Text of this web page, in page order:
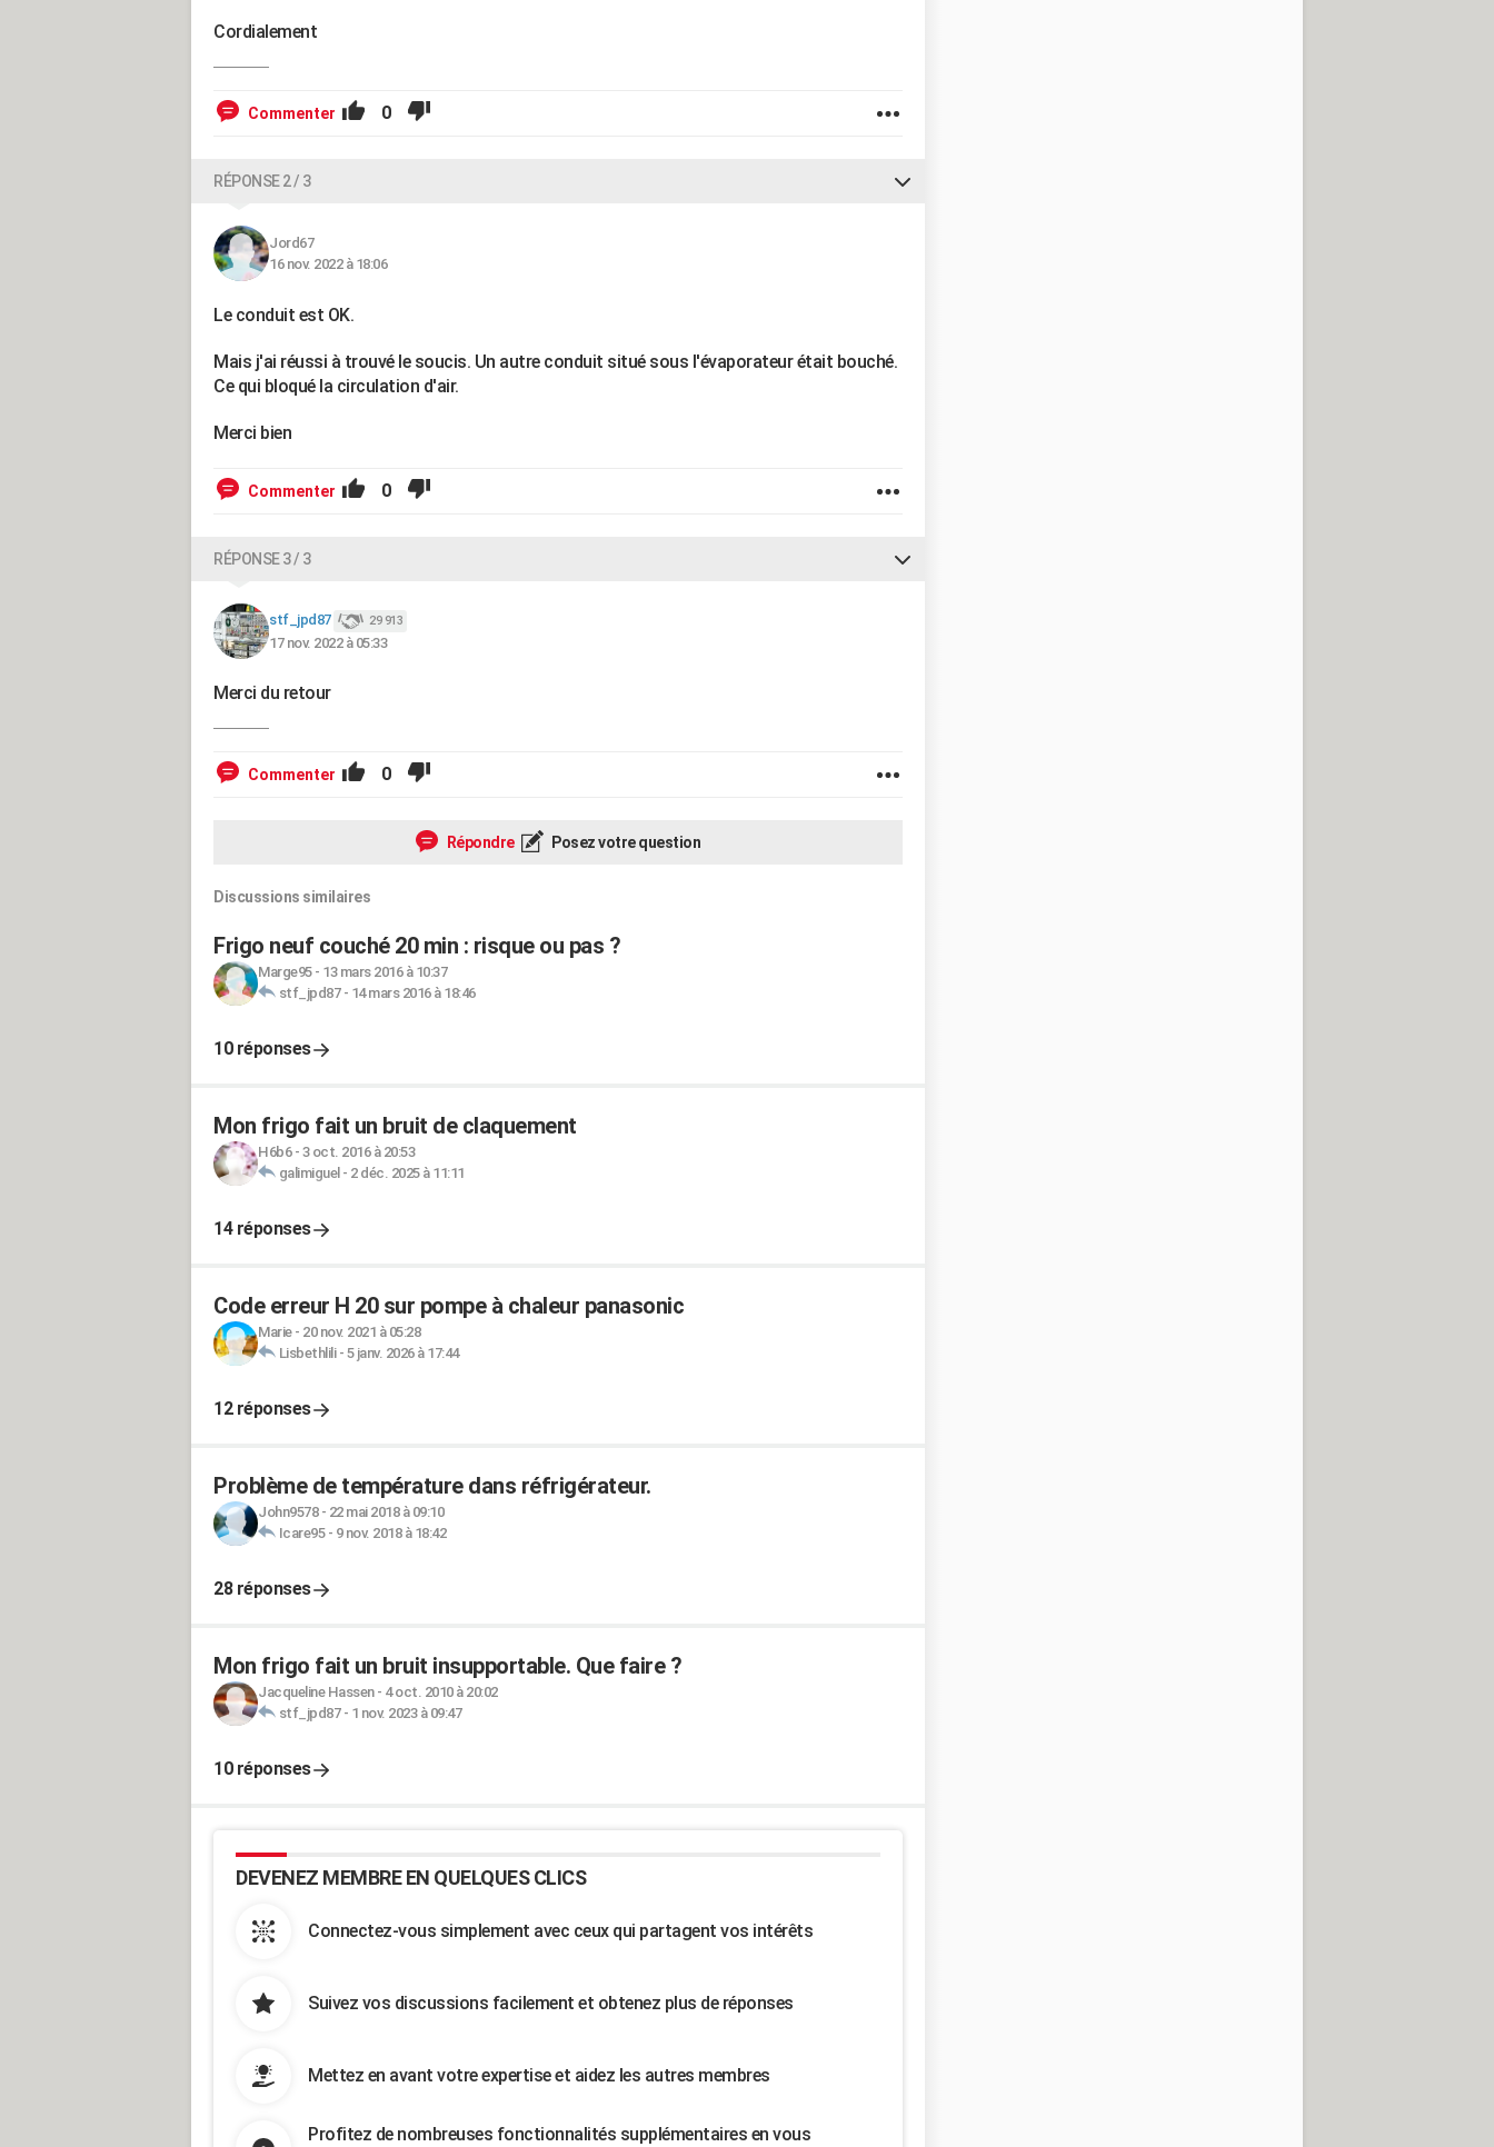
Cordialement
Commenter 0
RÉPONSE 2 / 3
Jord67
16 nov. 2022 à 18:06
Le conduit est OK.
Mais j'ai réussi à trouvé le soucis. Un autre conduit situé sous l'évaporateur était bouché.
Ce qui bloqué la circulation d'air.
Merci bien
Commenter 0
RÉPONSE 3 / 3
stf_jpd87 29 913
17 nov. 2022 à 05:33
Merci du retour
Commenter 0
Répondre Posez votre question
Discussions similaires
Frigo neuf couché 20 min : risque ou pas ?
Marge95- 13 mars 2016 à 10:37
stf_jpd87- 14 mars 2016 à 18:46
10 réponses
Mon frigo fait un bruit de claquement
H6b6- 3 oct. 2016 à 20:53
galimiguel - 2 déc. 2025 à 11:11
14 réponses
Code erreur H 20 sur pompe à chaleur panasonic
Marie- 20 nov. 2021 à 05:28
Lisbethlili- 5 janv. 2026 à 17:44
12 réponses
Problème de température dans réfrigérateur.
John9578- 22 mai 2018 à 09:10
Icare95- 9 nov. 2018 à 18:42
28 réponses
Mon frigo fait un bruit insupportable. Que faire ?
Jacqueline Hassen- 4 oct. 2010 à 20:02
stf_jpd87- 1 nov. 2023 à 09:47
10 réponses
DEVENEZ MEMBRE EN QUELQUES CLICS
Connectez-vous simplement avec ceux qui partagent vos intérêts
Suivez vos discussions facilement et obtenez plus de réponses
Mettez en avant votre expertise et aidez les autres membres
Profitez de nombreuses fonctionnalités supplémentaires en vous